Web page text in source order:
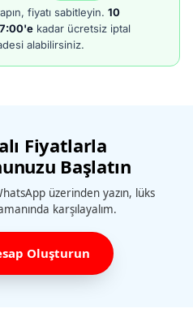
fiyatı sabitleyin. 10
kadar ücretsiz iptal
alabilirsiniz.
Fiyatlarla
Başlatın
üzerinden yazın, lüks
karşılayalım.
Oluşturun